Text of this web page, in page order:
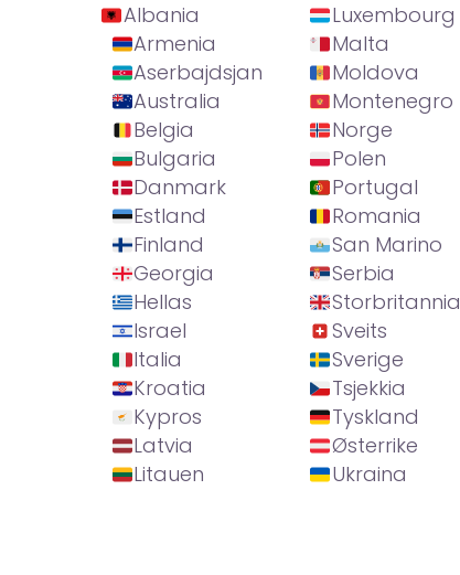
Albania
Armenia
Aserbajdsjan
Australia
Belgia
Bulgaria
Danmark
Estland
Finland
Georgia
Hellas
Israel
Italia
Kroatia
Kypros
Latvia
Litauen
Luxembourg
Malta
Moldova
Montenegro
Norge
Polen
Portugal
Romania
San Marino
Serbia
Storbritannia
Sveits
Sverige
Tsjekkia
Tyskland
Østerrike
Ukraina